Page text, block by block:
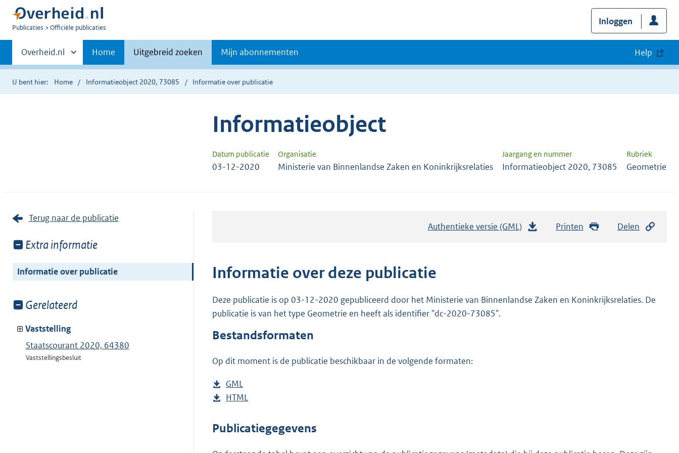
U
Publicaties Officiële publicaties
Inloggen
Primaire
navigatie
Andere
sites
binnen
Overheid.nl Home Uitgebreid zoeken Mijn abonnementen Help
U bent hier: Home Informatieobject 2020, 73085 Informatie over publicatie
Informatieobject
Datum publicatie Organisatie Jaargang en nummer Rubriek
03-12-2020 Ministerie van Binnenlandse Zaken en Koninkrijksrelaties Informatieobject 2020, 73085 Geometrie
Terug naar de publicatie
Toon
van:
Extra informatie
Informatie over publicatie
Toon
van:
Gerelateerd
Vaststelling
Staatscourant 2020, 64380
Vaststellingsbesluit
Authentieke versie (GML)
n
Printen Delen
Informatie over deze publicatie
Deze publicatie is op 03-12-2020 gepubliceerd door het Ministerie van Binnenlandse Zaken en Koninkrijksrelaties. De
publicatie is van het type Geometrie en heeft als identifier "dc-2020-73085".
Bestandsformaten
Op dit moment is de publicatie beschikbaar in de volgende formaten:
D
o
n
GML
e
t
D
w
HTML
s
Publicatiegegevens